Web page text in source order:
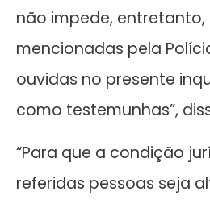
não impede, entretanto,
mencionadas pela
ouvidas no presente
como testemunhas”,
“Para que a condição
referidas pessoas seja